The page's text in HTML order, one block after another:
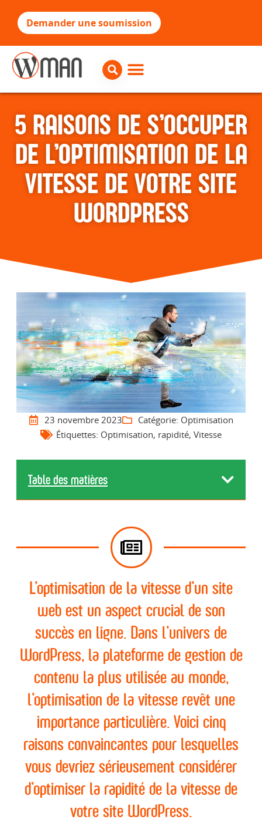
Demander une soumission
5 RAISONS DE S’OCCUPER
DE L’OPTIMISATION DE LA
VITESSE DE VOTRE SITE
WORDPRESS
23 novembre 2023 Catégorie: Optimisation
Étiquettes: Optimisation, rapidité, Vitesse
Table des matières
L’optimisation de la vitesse d’un site
web est un aspect crucial de son
succès en ligne. Dans l’univers de
WordPress, la plateforme de gestion de
contenu la plus utilisée au monde,
l’optimisation de la vitesse revêt une
importance particulière. Voici cinq
raisons convaincantes pour lesquelles
vous devriez sérieusement considérer
d’optimiser la rapidité de la vitesse de
votre site WordPress.